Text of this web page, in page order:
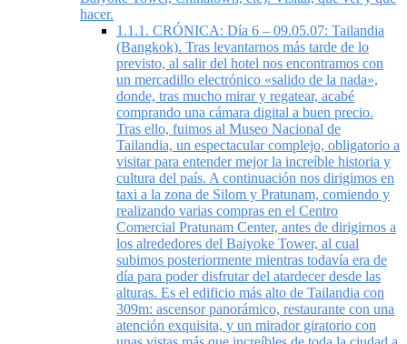
hacer.
1.1.1. CRÓNICA: Día 6 – 09.05.07: Tailandia
(Bangkok). Tras levantarnos más tarde de lo
previsto, al salir del hotel nos encontramos con
un mercadillo electrónico «salido de la nada»,
donde, tras mucho mirar y regatear, acabé
comprando una cámara digital a buen precio.
Tras ello, fuimos al Museo Nacional de
Tailandia, un espectacular complejo, obligatorio a
visitar para entender mejor la increíble historia y
cultura del país. A continuación nos dirigimos en
taxi a la zona de Silom y Pratunam, comiendo y
realizando varias compras en el Centro
Comercial Pratunam Center, antes de dirigirnos a
los alrededores del Baiyoke Tower, al cual
subimos posteriormente mientras todavía era de
día para poder disfrutar del atardecer desde las
alturas. Es el edificio más alto de Tailandia con
309m: ascensor panorámico, restaurante con una
atención exquisita, y un mirador giratorio con